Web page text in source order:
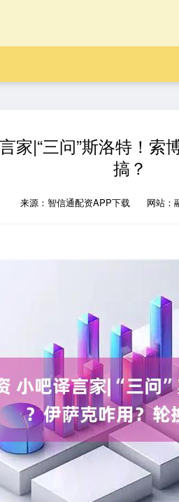
家|“三问”斯洛特！索
搞？
来源：智信通配资APP下载 网站：
200.89 1.42%